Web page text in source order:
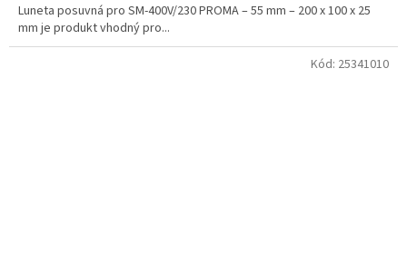
Luneta posuvná pro SM-400V/230 PROMA – 55 mm – 200 x 100 x 25
mm je produkt vhodný pro...
Kód: 25341010